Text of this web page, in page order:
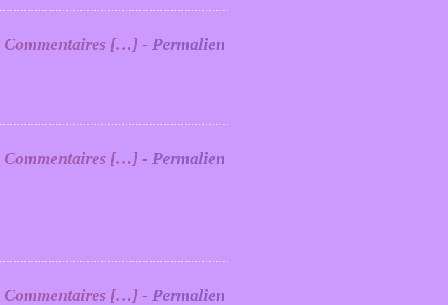
Commentaires […] - Permalien
Commentaires […] - Permalien
Commentaires […] - Permalien